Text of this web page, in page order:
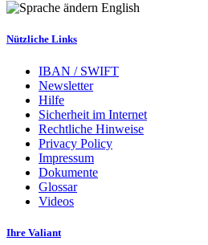
English
Nützliche Links
IBAN / SWIFT
Newsletter
Hilfe
Sicherheit im Internet
Rechtliche Hinweise
Privacy Policy
Impressum
Dokumente
Glossar
Videos
Ihre Valiant